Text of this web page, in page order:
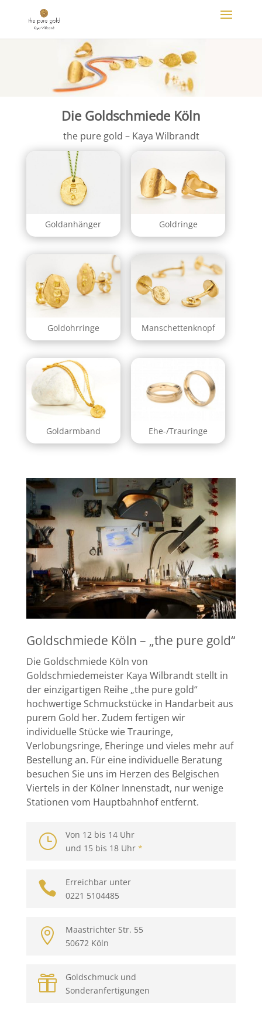
Die Goldschmiede Köln
the pure gold – Kaya Wilbrandt
Goldanhänger Goldringe
Goldohrringe Manschetten­knopf
Goldarmband Ehe-/­Trauringe
Goldschmiede Köln – „the pure gold“
Die Goldschmiede Köln von
Goldschmiedemeister Kaya Wilbrandt stellt in
der einzigartigen Reihe „the pure gold“
hochwertige Schmuckstücke in Handarbeit aus
purem Gold her. Zudem fertigen wir
individuelle Stücke wie Trauringe,
Verlobungsringe, Eheringe und vieles mehr auf
Bestellung an. Für eine individuelle Beratung
besuchen Sie uns im Herzen des Belgischen
Viertels in der Kölner Innenstadt, nur wenige
Stationen vom Hauptbahnhof entfernt.
}
Von 12 bis 14 Uhr
und 15 bis 18 Uhr *

Erreichbar unter
0221 5104485

Maastrichter Str. 55
50672 Köln

Goldschmuck und
Sonderanfertigungen